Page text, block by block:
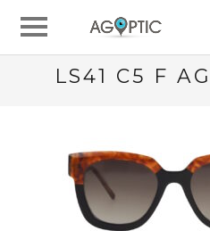
LS41 C5 F